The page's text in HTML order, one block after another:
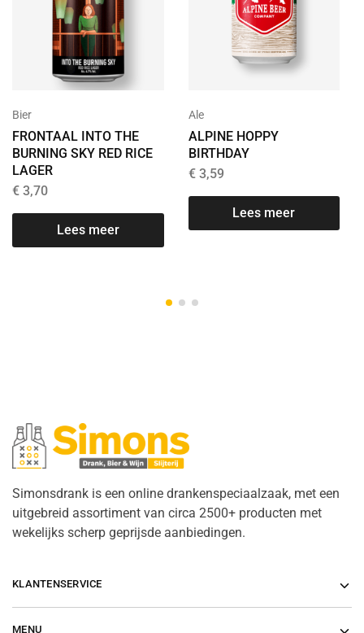
Bier
FRONTAAL INTO THE
BURNING SKY RED RICE
LAGER
€ 3,70
Lees meer
Ale
ALPINE HOPPY
BIRTHDAY
€3,59
Lees meer
Simonsdrank is een online drankenspeciaalzaak, met een
uitgebreid assortiment van circa 2500+ producten met
wekelijks scherp geprijsde aanbiedingen.
KLANTENSERVICE
MENU